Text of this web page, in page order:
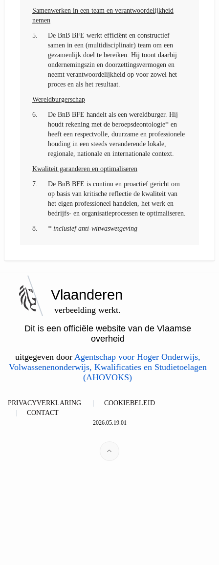
Samenwerken in een team en verantwoordelijkheid
nemen
5.
De BnB BFE werkt efficiënt en constructief
samen in een (multidisciplinair) team om een
gezamenlijk doel te bereiken. Hij toont daarbij
ondernemingszin en doorzettingsvermogen en
neemt verantwoordelijkheid op voor zowel het
proces en als het resultaat.
Wereldburgerschap
6.
De BnB BFE handelt als een wereldburger. Hij
houdt rekening met de beroepsdeontologie* en
heeft een respectvolle, duurzame en professionele
houding in een steeds veranderende lokale,
regionale, nationale en internationale context.
Kwaliteit garanderen en optimaliseren
7.
De BnB BFE is continu en proactief gericht om
op basis van kritische reflectie de kwaliteit van
het eigen professioneel handelen, het werk en
bedrijfs- en organisatieprocessen te optimaliseren.
8. * inclusief anti-witwaswetgeving
Vlaanderen
verbeelding werkt.
Dit is een officiële website van de Vlaamse
overheid
uitgegeven door Agentschap voor Hoger Onderwijs,
Volwassenenonderwijs, Kwalificaties en Studietoelagen
(AHOVOKS)
PRIVACYVERKLARING
COOKIEBELEID
CONTACT
2026.05.19.01